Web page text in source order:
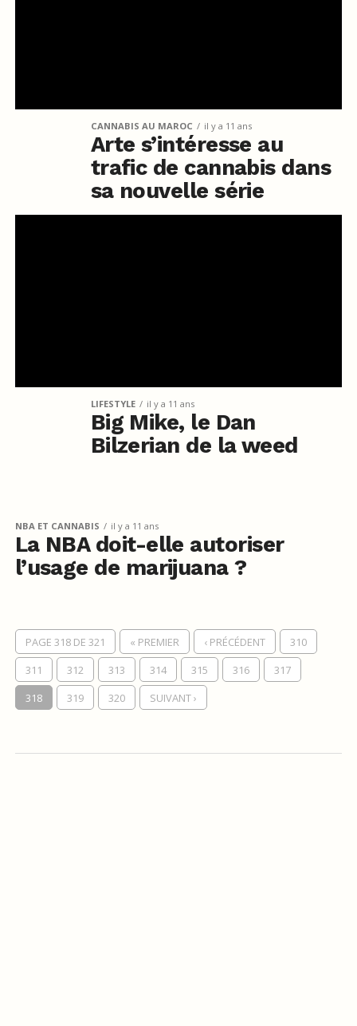
CANNABIS AU MAROC il y a 11 ans
Arte s’intéresse au
trafic de cannabis dans
sa nouvelle série
LIFESTYLE il y a 11 ans
Big Mike, le Dan
Bilzerian de la weed
NBA ET CANNABIS il y a 11 ans
La NBA doit-elle autoriser
l’usage de marijuana ?
PAGE 318 DE 321 « PREMIER ‹ PRÉCÉDENT
310
311
312 313 314 315 316
317
318
319 320 SUIVANT ›